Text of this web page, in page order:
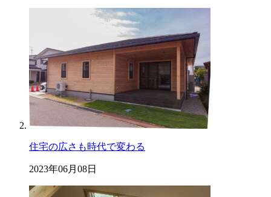
住宅の広さも時代で変わる
2023年06月08日